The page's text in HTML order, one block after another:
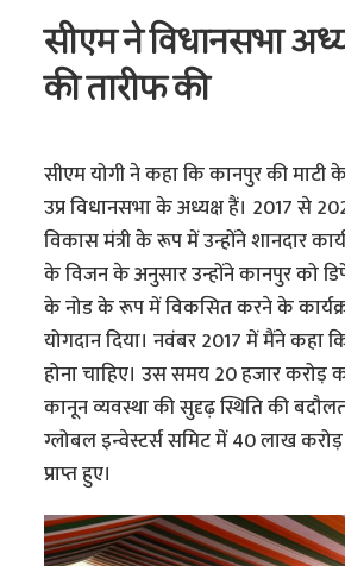
सीएम ने विधानसभा
की तारीफ की
सीएम योगी ने कहा कि कानपुर की माटी
उप्र विधानसभा के अध्यक्ष हैं। 2017 से
विकास मंत्री के रूप में उन्होंने शानदार
के विजन के अनुसार उन्होंने कानपुर को
के नोड के रूप में विकसित करने के
योगदान दिया। नवंबर 2017 में मैंने कहा
होना चाहिए। उस समय 20 हजार करोड़
कानून व्यवस्था की सुदृढ़ स्थिति की
ग्लोबल इन्वेस्टर्स समिट में 40 लाख
प्राप्त हुए।